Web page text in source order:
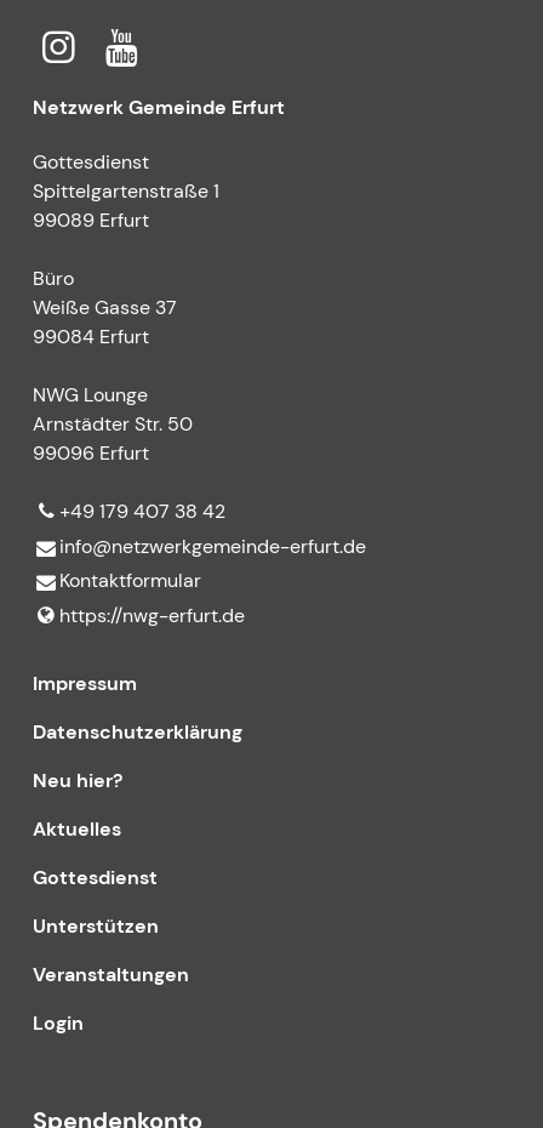
Netzwerk Gemeinde Erfurt
Gottesdienst
Spittelgartenstraße 1
99089 Erfurt
Büro
Weiße Gasse 37
99084 Erfurt
NWG Lounge
Arnstädter Str. 50
99096 Erfurt
+49 179 407 38 42
info@​netzwerkgemeinde-erfurt.​de
Kontaktformular
https://nwg-erfurt.​de
Impressum
Datenschutzerklärung
Neu hier?
Aktuelles
Gottesdienst
Unterstützen
Veranstaltungen
Login
Spendenkonto